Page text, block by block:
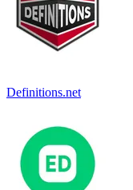
Definitions.net